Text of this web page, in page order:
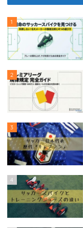
1
2
3
4